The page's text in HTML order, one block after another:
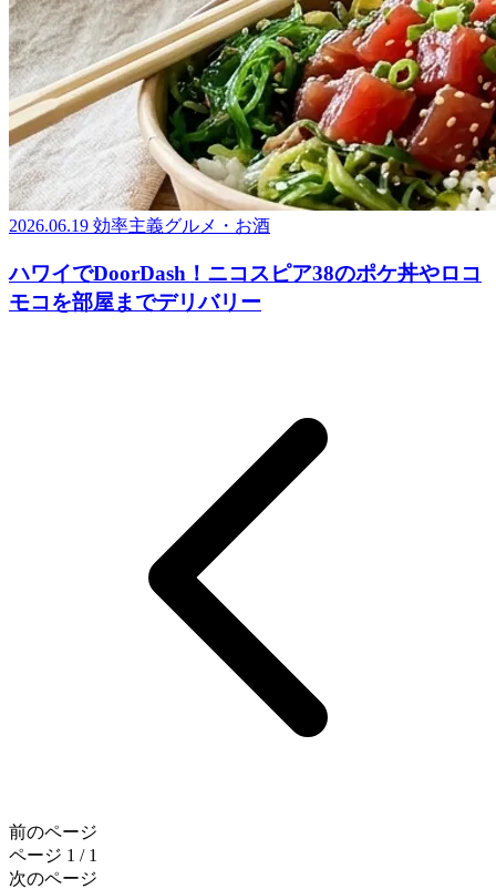
2026.06.19 効率主義グルメ・お酒
ハワイでDoorDash！ニコスピア38のポケ丼やロコ
モコを部屋までデリバリー
前のページ
ページ 1 / 1
次のページ